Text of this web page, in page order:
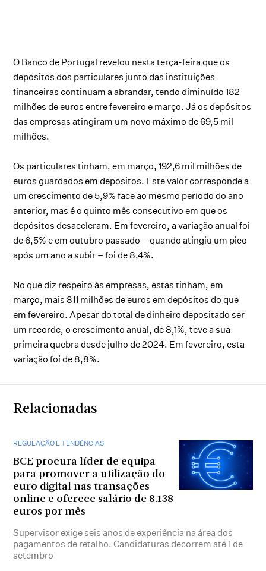
O Banco de Portugal revelou nesta terça-feira que os
depósitos dos particulares junto das instituições
financeiras continuam a abrandar, tendo diminuído 182
milhões de euros entre fevereiro e março. Já os depósitos
das empresas atingiram um novo máximo de 69,5 mil
milhões.
Os particulares tinham, em março, 192,6 mil milhões de
euros guardados em depósitos. Este valor corresponde a
um crescimento de 5,9% face ao mesmo período do ano
anterior, mas é o quinto mês consecutivo em que os
depósitos desaceleram. Em fevereiro, a variação anual foi
de 6,5% e em outubro passado – quando atingiu um pico
após um ano a subir – foi de 8,4%.
No que diz respeito às empresas, estas tinham, em
março, mais 811 milhões de euros em depósitos do que
em fevereiro. Apesar do total de dinheiro depositado ser
um recorde, o crescimento anual, de 8,1%, teve a sua
primeira quebra desde julho de 2024. Em fevereiro, esta
variação foi de 8,8%.
Relacionadas
REGULAÇÃO E TENDÊNCIAS
BCE procura líder de equipa
para promover a utilização do
euro digital nas transações
online e oferece salário de 8.138
euros por mês
Supervisor exige seis anos de experiência na área dos
pagamentos de retalho. Candidaturas decorrem até 1 de
setembro